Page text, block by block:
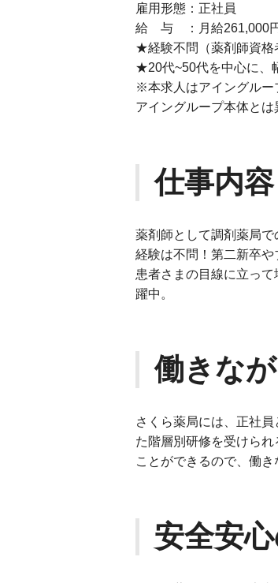
雇用形態：正社員
給 与 ：月給261,000円
★経験不問（薬剤師資格
★20代~50代を中心に、
※本求人はアイングルー
アイングループ本体とは
仕事内容
薬剤師として調剤薬局
経験は不問！第二新卒
患者さまの目線に立っ
躍中。
働きな
さくら薬局には、正社
た階層別研修を受けら
ことができるので、働
安全安